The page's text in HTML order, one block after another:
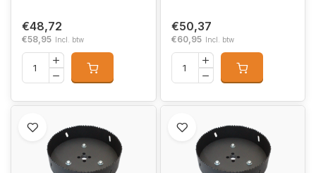
€48,72
€58,95 Incl. btw
€50,37
€60,95 Incl. btw